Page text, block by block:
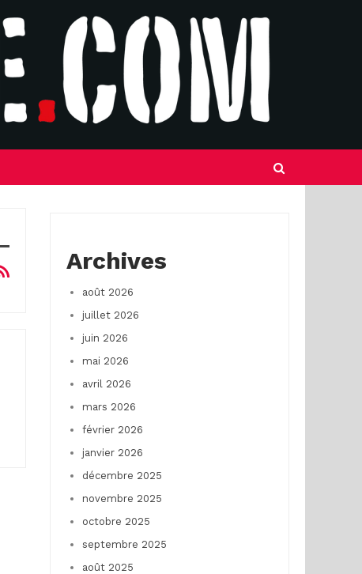
Archives
août 2026
juillet 2026
juin 2026
mai 2026
avril 2026
mars 2026
février 2026
janvier 2026
décembre 2025
novembre 2025
octobre 2025
septembre 2025
août 2025